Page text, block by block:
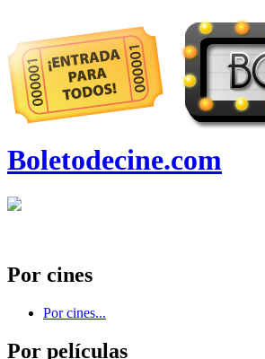
Boletodecine.com
Por cines
Por cines...
Por películas